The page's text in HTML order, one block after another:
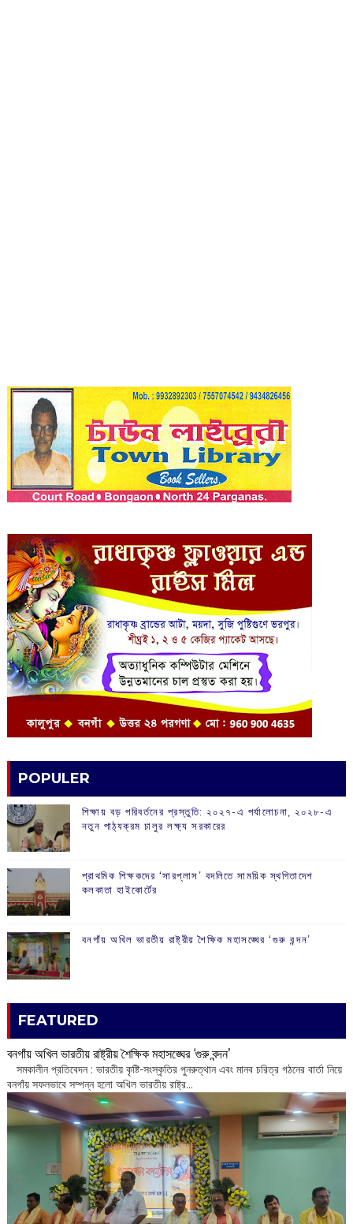
POPULER
শিক্ষায় বড় পরিবর্তনের প্রস্তুতি: ২০২৭-এ পর্যালোচনা, ২০২৮-এ
নতুন পাঠ্যক্রম চালুর লক্ষ্য সরকারের
প্রাথমিক শিক্ষকদের ‘সারপ্লাস’ বদলিতে সাময়িক স্থগিতাদেশ
কলকাতা হাইকোর্টের
বনগাঁয় অখিল ভারতীয় রাষ্ট্রীয় শৈক্ষিক মহাসঙ্ঘের ‘গুরু বন্দন’
FEATURED
বনগাঁয় অখিল ভারতীয় রাষ্ট্রীয় শৈক্ষিক মহাসঙ্ঘের ‘গুরু বন্দন’
​ সমকালীন প্রতিবেদন : ভারতীয় কৃষ্টি-সংস্কৃতির পুনরুত্থান এবং মানব চরিত্র গঠনের বার্তা নিয়ে
বনগাঁয় সফলভাবে সম্পন্ন হলো অখিল ভারতীয় রাষ্ট্র...